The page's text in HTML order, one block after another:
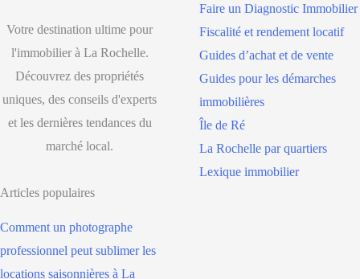
Votre destination ultime pour
l'immobilier à La Rochelle.
Découvrez des propriétés
uniques, des conseils d'experts
et les dernières tendances du
marché local.
Faire un Diagnostic Immobilier
Fiscalité et rendement locatif
Guides d’achat et de vente
Guides pour les démarches
immobilières
Île de Ré
La Rochelle par quartiers
Lexique immobilier
Articles populaires
Comment un photographe
professionnel peut sublimer les
locations saisonnières à La